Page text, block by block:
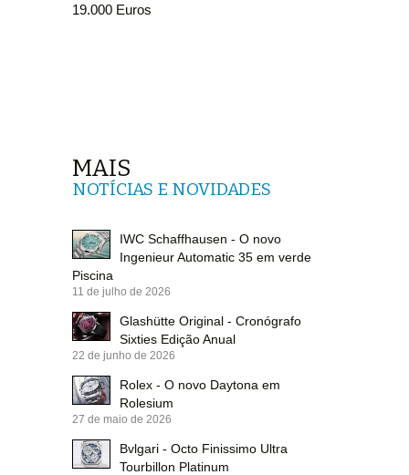
19.000 Euros
MAIS
NOTÍCIAS E NOVIDADES
IWC Schaffhausen - O novo
Ingenieur Automatic 35 em verde
Piscina
11 de julho de 2026
Glashütte Original - Cronógrafo
Sixties Edição Anual
22 de junho de 2026
Rolex - O novo Daytona em
Rolesium
27 de maio de 2026
Bvlgari - Octo Finissimo Ultra
Tourbillon Platinum